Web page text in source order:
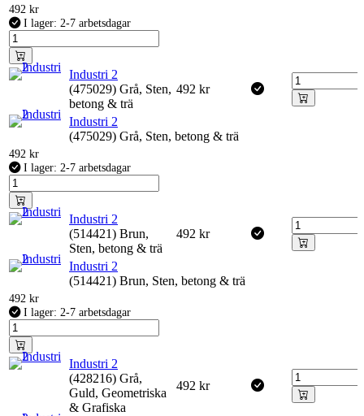
492 kr
I lager: 2-7 arbetsdagar
Industri 2
(475029) Grå, Sten,
betong & trä
492 kr
Industri 2
(475029) Grå, Sten, betong & trä
492 kr
I lager: 2-7 arbetsdagar
Industri 2
(514421) Brun,
Sten, betong & trä
492 kr
Industri 2
(514421) Brun, Sten, betong & trä
492 kr
I lager: 2-7 arbetsdagar
Industri 2
(428216) Grå,
Guld, Geometriska
& Grafiska
492 kr